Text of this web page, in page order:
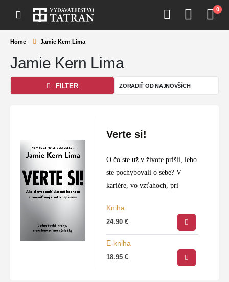
0
Home Jamie Kern Lima
Jamie Kern Lima
FILTER
Verte si!
O čo ste už v živote prišli, lebo
ste pochybovali o sebe? V
kariére, vo vzťahoch, pri
Kniha
24.90€
E-kniha
18.95€